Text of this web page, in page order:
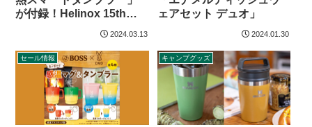
が付録！Helinox 15th
Anniversary BOOK
2024.03.13
ェアセット デュオ」
2024.01.30
セール情報 キャンプグッズ